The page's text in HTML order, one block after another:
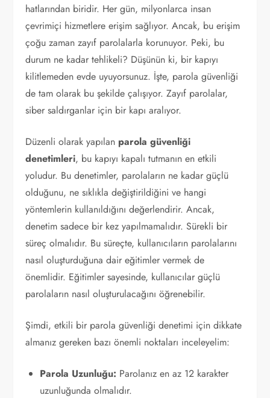
hatlarından biridir. Her gün, milyonlarca insan
çevrimiçi hizmetlere erişim sağlıyor. Ancak, bu erişim
çoğu zaman zayıf parolalarla korunuyor. Peki, bu
durum ne kadar tehlikeli? Düşünün ki, bir kapıyı
kilitlemeden evde uyuyorsunuz. İşte, parola güvenliği
de tam olarak bu şekilde çalışıyor. Zayıf parolalar,
siber saldırganlar için bir kapı aralıyor.
Düzenli olarak yapılan parola güvenliği
denetimleri, bu kapıyı kapalı tutmanın en etkili
yoludur. Bu denetimler, parolaların ne kadar güçlü
olduğunu, ne sıklıkla değiştirildiğini ve hangi
yöntemlerin kullanıldığını değerlendirir. Ancak,
denetim sadece bir kez yapılmamalıdır. Sürekli bir
süreç olmalıdır. Bu süreçte, kullanıcıların parolalarını
nasıl oluşturduğuna dair eğitimler vermek de
önemlidir. Eğitimler sayesinde, kullanıcılar güçlü
parolaların nasıl oluşturulacağını öğrenebilir.
Şimdi, etkili bir parola güvenliği denetimi için dikkate
almanız gereken bazı önemli noktaları inceleyelim:
Parola Uzunluğu: Parolanız en az 12 karakter
uzunluğunda olmalıdır.